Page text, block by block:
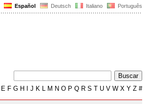
Español Deutsch Italiano Português
E F G H J K L M N O P Q R S T U V W X Y Z #